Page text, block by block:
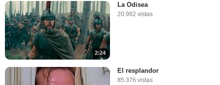
2:24
La Odisea
20.982 vistas
El resplandor
85.376 vistas